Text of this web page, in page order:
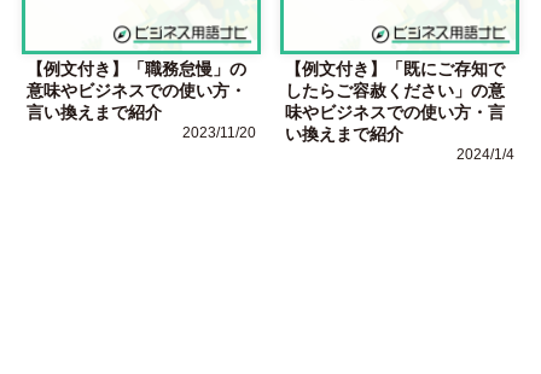
【例文付き】「職務怠慢」の
意味やビジネスでの使い方・
言い換えまで紹介
2023/11/20
【例文付き】「既にご存知で
したらご容赦ください」の意
味やビジネスでの使い方・言
い換えまで紹介
2024/1/4